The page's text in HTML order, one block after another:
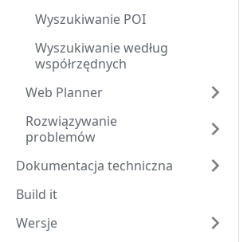
Wyszukiwanie POI
Wyszukiwanie według
współrzędnych
Web Planner
Rozwiązywanie
problemów
Dokumentacja techniczna
Build it
Wersje